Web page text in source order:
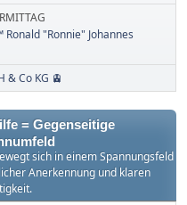
Ronald "Ronnie" Johannes
& Co KG 🚊
= Gegenseitige
sich in einem Spannungsfeld
Anerkennung und klaren